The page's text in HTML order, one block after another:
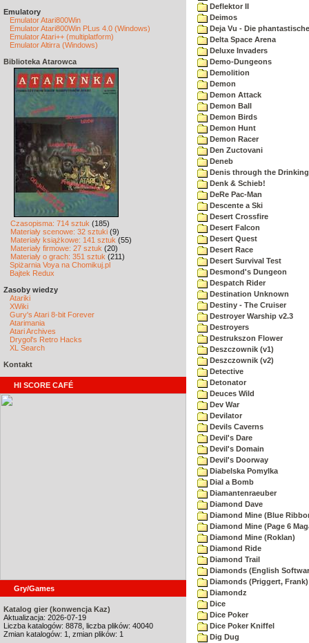
Emulatory
Emulator Atari800Win
Emulator Atari800Win PLus 4.0 (Windows)
Emulator Atari++ (multiplatform)
Emulator Altirra (Windows)
Biblioteka Atarowca
Czasopisma: 714 sztuk (185)
Materiały scenowe: 32 sztuki (9)
Materiały książkowe: 141 sztuk (55)
Materiały firmowe: 27 sztuk (20)
Materiały o grach: 351 sztuk (211)
Spiżarnia Voya na Chomikuj.pl
Bajtek Redux
Zasoby wiedzy
Atariki
XWiki
Gury's Atari 8-bit Forever
Atarimania
Atari Archives
Drygol's Retro Hacks
XL Search
Kontakt
HI SCORE CAFÉ
Gry/Games
Katalog gier (konwencja Kaz)
Aktualizacja: 2026-07-19
Liczba katalogów: 8878, liczba plików: 40040
Zmian katalogów: 1, zmian plików: 1
Deflektor II
Deimos
Deja Vu - Die
Delta Space Arena
Deluxe Invaders
Demo-Dungeons
Demolition
Demon
Demon Attack
Demon Ball
Demon Birds
Demon Hunt
Demon Racer
Den Zuctovani
Deneb
Denis through the
Denk & Schieb!
DeRe Pac-Man
Descente a Ski
Desert Crossfire
Desert Falcon
Desert Quest
Desert Race
Desert Survival Test
Desmond's Dungeon
Despatch Rider
Destination Unknown
Destiny - The Cruiser
Destroyer Warship v2.3
Destroyers
Destrukszon Flower
Deszczownik (v1)
Deszczownik (v2)
Detective
Detonator
Deuces Wild
Dev War
Devilator
Devils Caverns
Devil's Dare
Devil's Domain
Devil's Doorway
Diabelska Pomylka
Dial a Bomb
Diamantenraeuber
Diamond Dave
Diamond Mine (Blue
Diamond Mine (Page 6
Diamond Mine (Roklan)
Diamond Ride
Diamond Trail
Diamonds (English
Diamonds (Priggert, Frank)
Diamondz
Dice
Dice Poker
Dice Poker Kniffel
Dig Dug